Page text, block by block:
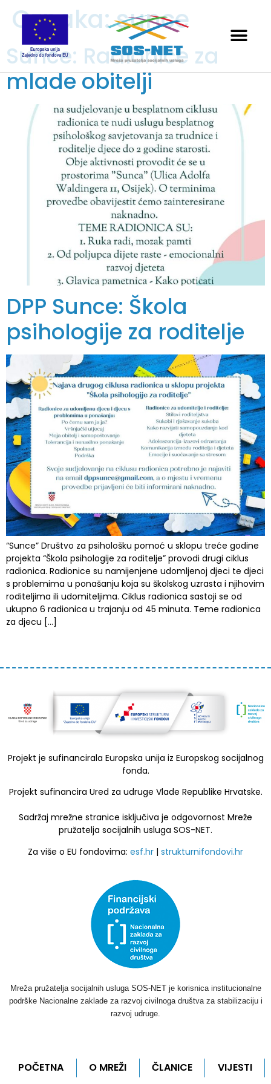
Oznaka:sunce
Sunce: Radionice za
mlade obitelji
DPP Sunce: Škola
psihologije za roditelje
“Sunce” Društvo za psihološku pomoć u sklopu treće godine
projekta “Škola psihologije za roditelje” provodi drugi ciklus
radionica. Radionice su namijenjene udomljenoj djeci te djeci
s problemima u ponašanju koja su školskog uzrasta i njihovim
roditeljima ili udomiteljima. Ciklus radionica sastoji se od
ukupno 6 radionica u trajanju od 45 minuta. Teme radionica
za djecu […]
Projekt je sufinancirala Europska unija iz Europskog socijalnog
fonda.
Projekt sufinancira Ured za udruge Vlade Republike Hrvatske.
Sadržaj mrežne stranice isključiva je odgovornost Mreže
pružatelja socijalnih usluga SOS-NET.
Za više o EU fondovima: esf.hr | strukturnifondovi.hr
Mreža pružatelja socijalnih usluga SOS-NET je korisnica institucionalne
podrške Nacionalne zaklade za razvoj civilnoga društva za stabilizaciju i
razvoj udruge.
POČETNA O MREŽI ČLANICE VIJESTI